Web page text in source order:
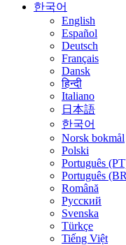
한국어
English
Español
Deutsch
Français
Dansk
हिन्दी
Italiano
日本語
한국어
Norsk bokmål
Polski
Português
Português
Română
Русский
Svenska
Türkçe
Tiếng Việt